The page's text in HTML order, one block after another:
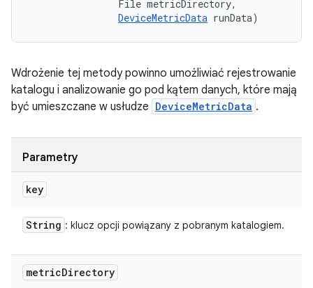
                File metricDirectory,
DeviceMetricData runData)
Wdrożenie tej metody powinno umożliwiać rejestrowanie
katalogu i analizowanie go pod kątem danych, które mają
być umieszczane w usłudze DeviceMetricData .
Parametry
key
String : klucz opcji powiązany z pobranym katalogiem.
metricDirectory